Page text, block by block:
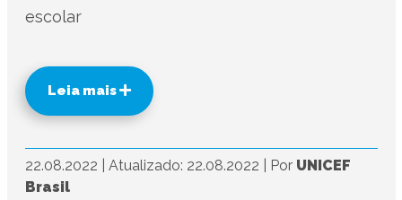
escolar
Leia mais
22.08.2022 Atualizado: 22.08.2022 Por UNICEF
Brasil